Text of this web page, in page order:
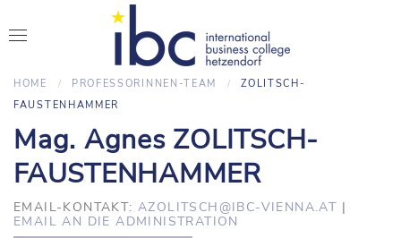
HOME PROFESSORINNEN-TEAM
ZOLITSCH-
FAUSTENHAMMER
Mag. Agnes ZOLITSCH-
FAUSTENHAMMER
EMAIL-KONTAKT: AZOLITSCH@IBC-VIENNA.AT |
EMAIL AN DIE ADMINISTRATION